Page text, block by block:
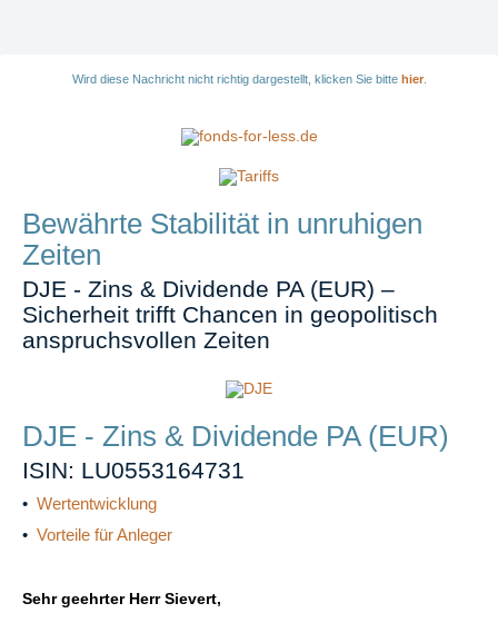
Wird diese Nachricht nicht richtig dargestellt, klicken Sie bitte hier.
Bewährte Stabilität in unruhigen
Zeiten
DJE - Zins & Dividende PA (EUR) –
Sicherheit trifft Chancen in geopolitisch
anspruchsvollen Zeiten
DJE - Zins & Dividende PA (EUR)
ISIN: LU0553164731
• Wertentwicklung
• Vorteile für Anleger
Sehr geehrter Herr Sievert,